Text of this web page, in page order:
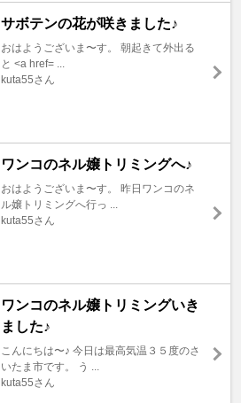
サボテンの花が咲きました♪
おはようございま〜す。 朝起きて外出る
と <a href= ...
kuta55さん
ワンコのネル嬢トリミングへ♪
おはようございま〜す。 昨日ワンコのネ
ル嬢トリミングへ行っ ...
kuta55さん
ワンコのネル嬢トリミングいき
ました♪
こんにちは〜♪ 今日は最高気温３５度のさ
いたま市です。 う ...
kuta55さん